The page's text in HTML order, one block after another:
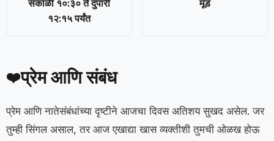
सकाळी १०:३० ते दुपारी
१२:१५ पर्यंत
मूड
❤️प्रेम आणि संबंध
प्रेम आणि नातेसंबंधांच्या दृष्टीने आजचा दिवस अतिशय सुखद असेल. जर
तुम्ही सिंगल असाल, तर आज एखाद्या खास व्यक्तीशी तुमची ओळख होऊ